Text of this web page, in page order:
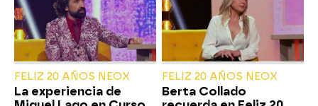
FELIZ 20 AÑOS NEOX
La experiencia de
FELIZ 20 AÑOS NEOX
Berta Collado